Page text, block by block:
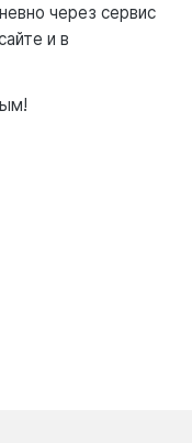
через сервис
и в